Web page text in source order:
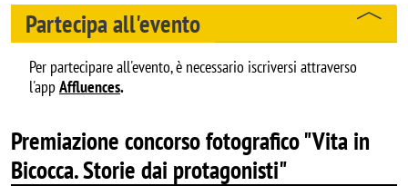
Partecipa all'evento
Per partecipare all'evento, è necessario iscriversi attraverso
l'appAffluences.
Premiazione concorso fotografico "Vita in
Bicocca. Storie dai protagonisti"